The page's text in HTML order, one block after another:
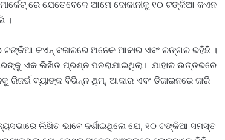
ରେ ଯେତେବେଳେ ଆମେ ଦୋକାନୀକୁ ୧୦ ଟଙ୍କିଆ କଏନ
।
ଟଙ୍କିଆ କଏନ୍ ବଜାରରେ ଅନେକ ଆକାର ଏବଂ ରଙ୍ଗର ରହିଛି ।
ଏକ ଲିଖିତ ପ୍ରଶ୍ନ ପଚରାଯାଇଥିଲା। ଯାହାର ଉତ୍ତରରେ
ବ୍ୟାଙ୍କ ବିଭିନ୍ନ ଥିମ୍, ଆକାର ଏବଂ ଡିଜାଇନରେ ଜାରି
ଲିଖିତ ଭାବେ ଦର୍ଶାଇଥିଲେ ଯେ, ୧୦ ଟଙ୍କିଆ ସମସ୍ତ